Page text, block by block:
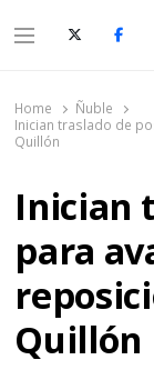
Menu
Home
Ñuble
Inician traslado de
Quillón
Inician
para
Quillón